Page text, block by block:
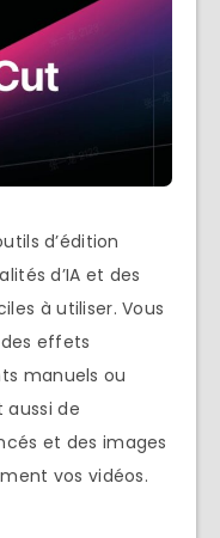
d’édition
d’IA et des
à utiliser. Vous
effets
manuels ou
de
et des images
vos vidéos.